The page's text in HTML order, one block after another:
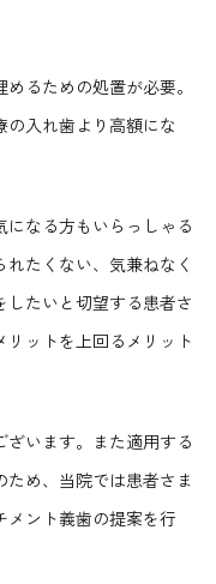
るための処置が必要。
の入れ歯より高額にな
なる方もいらっしゃる
たくない、気兼ねなく
たいと切望する患者さ
リットを上回るメリット
います。また適用する
め、当院では患者さま
メント義歯の提案を行